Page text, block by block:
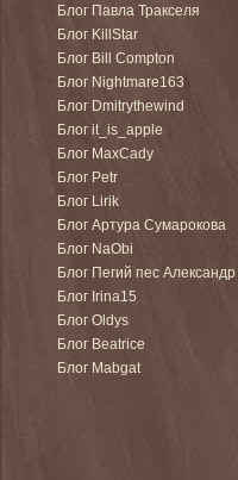
Блог Павла Тракселя
Блог KillStar
Блог Bill Compton
Блог Nightmare163
Блог Dmitrythewind
Блог it_is_apple
Блог MaxCady
Блог Petr
Блог Lirik
Блог Артура Сумарокова
Блог NaObi
Блог Пегий пес Александр
Блог Irina15
Блог Oldys
Блог Beatrice
Блог Mabgat